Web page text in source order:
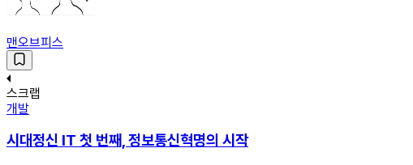
맨오브피스
스크랩
개발
시대정신 IT 첫 번째, 정보통신혁명의 시작